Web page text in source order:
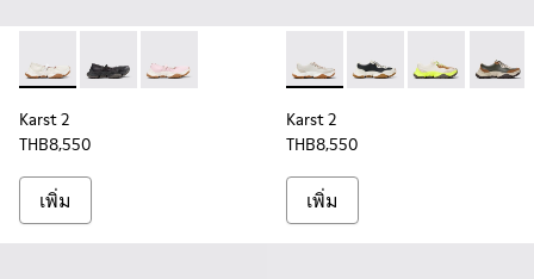
Karst 2 - K201923-003 - รองเท้าผ้าใบหนังสีขาวสําหรับผู้หญิง
Karst 2 - K201923-002
Karst 2 - K201923-001
Karst 2
THB8,550
เพิ่ม
Karst 2 - K201836-002 - ร
Karst 2 - K201836-010
Karst 2 -Karst
Karst 2
THB8,550
เพิ่ม